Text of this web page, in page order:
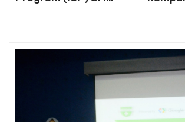
Platinum